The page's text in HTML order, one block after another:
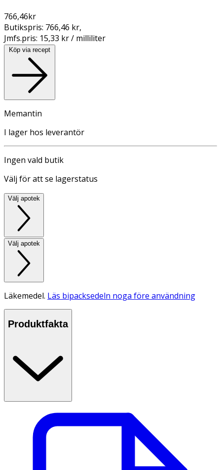
766,46kr
Butikspris: 766,46 kr,
Jmfs.pris: 15,33 kr / milliliter
Köp via recept
Memantin
I lager hos leverantör
Ingen vald butik
Välj för att se lagerstatus
Välj apotek
Välj apotek
Läkemedel. Läs bipacksedeln noga före användning
Produktfakta